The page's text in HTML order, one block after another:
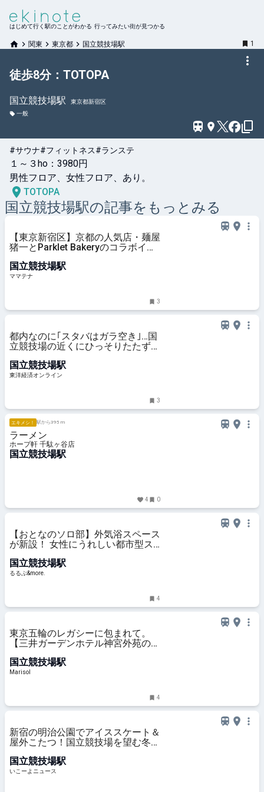
はじめて行く駅のことがわかる 行ってみたい街が見つかる
関東 東京都 国立競技場駅 1
徒歩8分：TOTOPA
国立競技場駅
東京都新宿区
一般
#サウナ#フィットネス#ランステ
１～３ho：3980円
男性フロア、女性フロア、あり。
TOTOPA
国立競技場駅の記事をもっとみる
【東京新宿区】京都の人気店・麺屋
猪一とParklet Bakeryのコラボイベ
国立競技場駅
ママテナ
3
都内なのに｢スタバはガラ空き｣…国
立競技場の近くにひっそりたたずむ
られざる魅力"
国立競技場駅
東洋経済オンライン
3
エキメシ！ 駅から395 m
ラーメン
ホープ軒 千駄ヶ谷店
国立競技場駅
4 0
【おとなのソロ部】外気浴スペース
が新設！ 女性にうれしい都市型ス
ご褒美リセット｜るるぶ&more.
国立競技場駅
るるぶ&more.
4
東京五輪のレガシーに包まれて。
【三井ガーデンホテル神宮外苑の杜
国立競技場駅
Marisol
4
新宿の明治公園でアイススケート＆
屋外こたつ！国立競技場を望む冬の
国立競技場駅
いこーよニュース